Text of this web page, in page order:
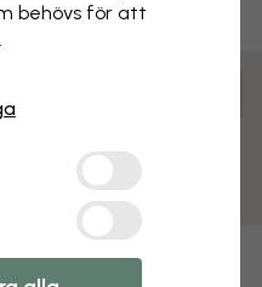
behövs för att